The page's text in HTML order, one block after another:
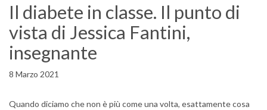
Il diabete in classe. Il punto di
vista di Jessica Fantini,
insegnante
8 Marzo 2021
Quando diciamo che non è più come una volta, esattamente cosa